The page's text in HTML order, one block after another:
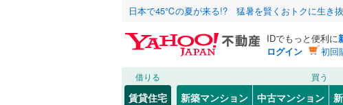
日本で45℃の夏が来る!? 猛暑を賢くおトクに生き
IDでもっと便利に
ログイン
初回
借りる
賃貸住宅
買う
新築マンション 中古マンション